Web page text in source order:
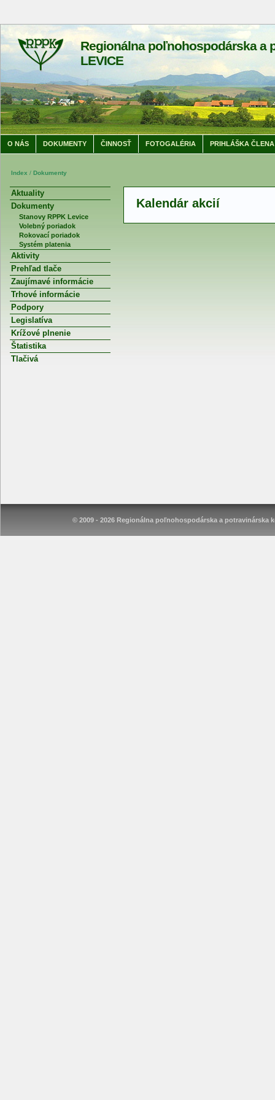
Regionálna poľnohospodárska a
LEVICE
O NÁS DOKUMENTY ČINNOSŤ FOTOGALÉRIA PRIHLÁŠKA ČLENA
Index / Dokumenty
Aktuality
Dokumenty
Stanovy RPPK Levice
Volebný poriadok
Rokovací poriadok
Systém platenia
Aktivity
Prehľad tlače
Zaujímavé informácie
Trhové informácie
Podpory
Legislatíva
Krížové plnenie
Štatistika
Tlačivá
Kalendár akcií
© 2009 - 2026 Regionálna poľnohospodárska a potravinárska